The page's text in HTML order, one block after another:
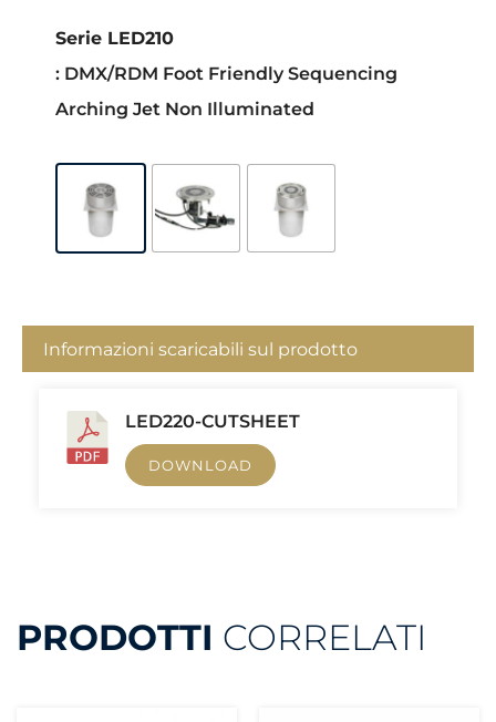
Serie LED210
: DMX/RDM Foot Friendly Sequencing
Arching Jet Non Illuminated
Informazioni scaricabili sul prodotto
LED220-CUTSHEET
DOWNLOAD
PRODOTTI CORRELATI